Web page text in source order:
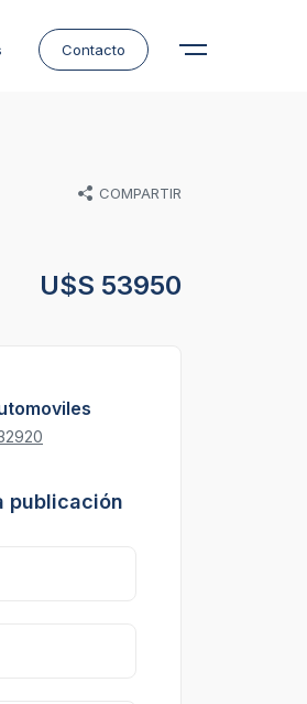
Contacto
COMPARTIR
U$S 53950
publicación